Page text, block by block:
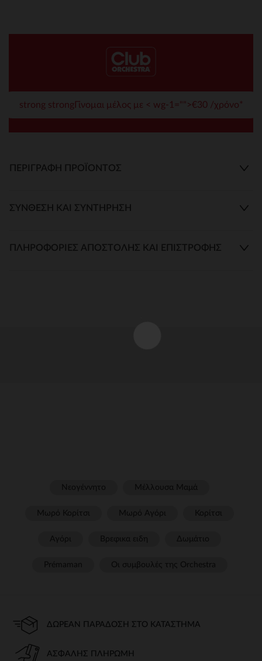
strong strongΓίνομαι μέλος με < wg-1="">€30 /χρόνο*
ΠΕΡΙΓΡΑΦΉ ΠΡΟΪΌΝΤΟΣ
ΣΎΝΘΕΣΗ ΚΑΙ ΣΥΝΤΉΡΗΣΗ
ΠΛΗΡΟΦΟΡΊΕΣ ΑΠΟΣΤΟΛΉΣ ΚΑΙ ΕΠΙΣΤΡΟΦΉΣ
ΔΩΡΕΆΝ ΠΑΡΆΔΟΣΗ ΣΤΟ ΚΑΤΆΣΤΗΜΑ
ΑΣΦΑΛΉΣ ΠΛΗΡΩΜΉ